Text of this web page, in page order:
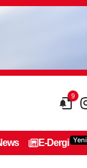
9
E-Dergi Yeni